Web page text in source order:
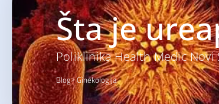
Šta je
Poliklinika Health Medic Novi
Blog>Ginekologija